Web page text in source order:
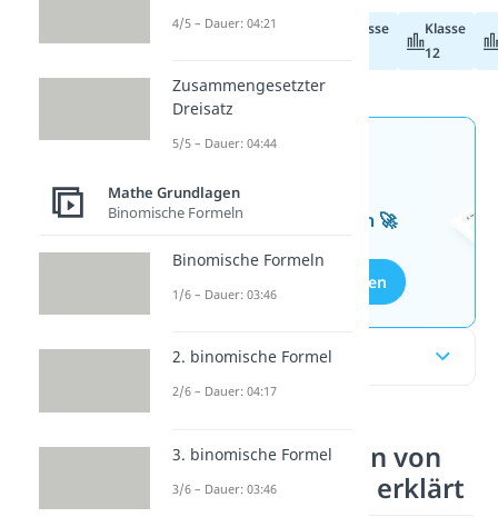
Klasse
Klasse
12
Jetzt neu: Teste dein
Wissen mit unseren
kostenlosen Aufgaben 🚀
Aufgaben entdecken
Inhaltsübersicht
Lagebeziehungen von
Geraden einfach erklärt
4/5 – Dauer: 04:21
Zusammengesetzter
Dreisatz
5/5 – Dauer: 04:44
Mathe Grundlagen
Binomische Formeln
Binomische Formeln
1/6 – Dauer: 03:46
2. binomische Formel
2/6 – Dauer: 04:17
3. binomische Formel
3/6 – Dauer: 03:46